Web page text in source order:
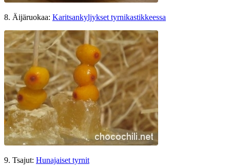
8. Äijäruokaa: Karitsankyljykset tyrnikastikkeessa
9. Tsajut: Hunajaiset tyrnit